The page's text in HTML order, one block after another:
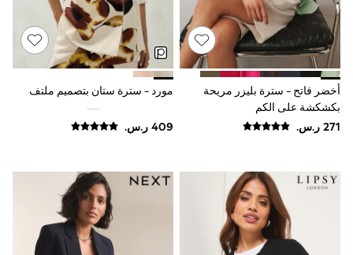
Linen Collection
Polo Shirts
Tops & T-Shirts
Trousers & Chinos
Jeans
Sandals
Shorts
Swimwear
Hats & Caps
Beach Towels
Bags
Travel Bags
Luggage
Angel & Rocket
B by Ted Baker
أخضر فاتح - سترة بليزر مريحة
بكشكشة على الكم
مورد - سترة ستان بتصميم ملتف